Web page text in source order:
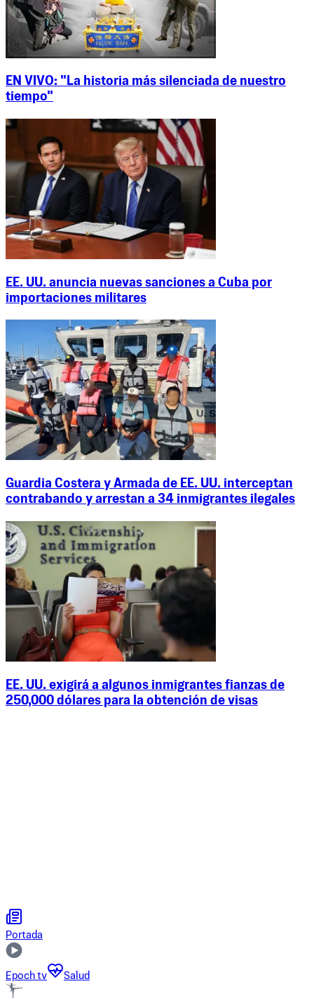
EN VIVO: "La historia más silenciada de nuestro
tiempo"
EE. UU. anuncia nuevas sanciones a Cuba por
importaciones militares
Guardia Costera y Armada de EE. UU. interceptan
contrabando y arrestan a 34 inmigrantes ilegales
EE. UU. exigirá a algunos inmigrantes fianzas de
250,000 dólares para la obtención de visas
Portada
Epoch tv Salud